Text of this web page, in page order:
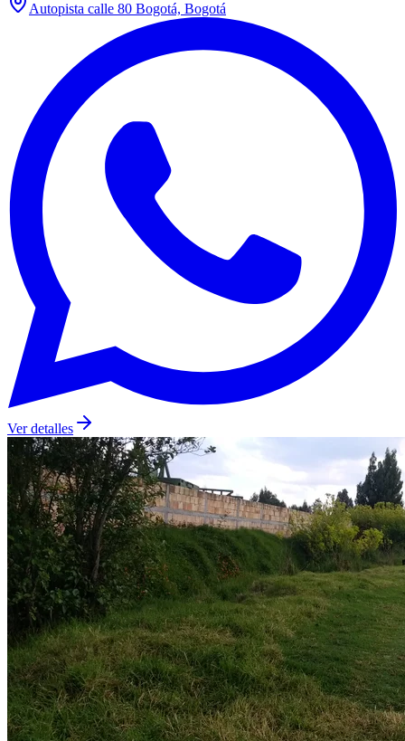
Autopista calle 80 Bogotá, Bogotá
Ver detalles